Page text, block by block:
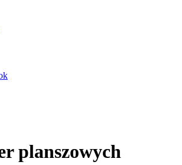
planszowych